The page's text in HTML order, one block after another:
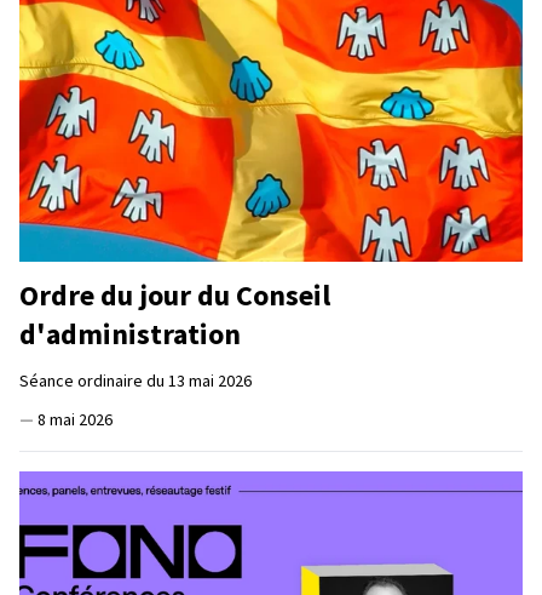
Ordre du jour du Conseil
d'administration
Séance ordinaire du 13 mai 2026
— 8 mai 2026